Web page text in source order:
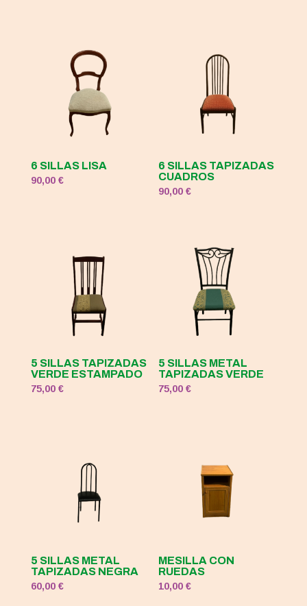
6 SILLAS LISA
90,00 €
6 SILLAS TAPIZADAS
CUADROS
90,00€
5 SILLAS TAPIZADAS
VERDE ESTAMPADO
75,00 €
5 SILLAS METAL
TAPIZADAS VERDE
75,00€
5 SILLAS METAL
TAPIZADAS NEGRA
60,00 €
MESILLA CON
RUEDAS
10,00€